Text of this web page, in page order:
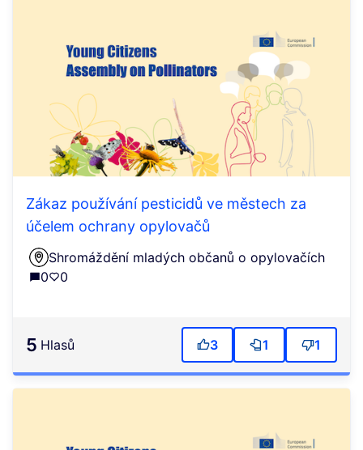
Zákaz používání pesticidů ve městech za
účelem ochrany opylovačů
Shromáždění mladých občanů o opylovačích
0
0
5 Hlasů 3 1 1